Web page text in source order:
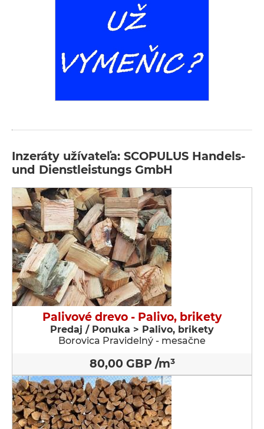
Inzeráty užívateľa: SCOPULUS Handels-
und Dienstleistungs GmbH
Palivové drevo - Palivo, brikety
Predaj / Ponuka > Palivo, brikety
Borovica Pravidelný - mesačne
80,00 GBP /m³